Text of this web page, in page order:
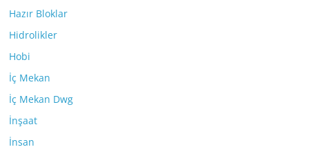
Hazır Bloklar
Hidrolikler
Hobi
İç Mekan
İç Mekan Dwg
İnşaat
İnsan